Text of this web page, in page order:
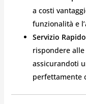
a costi
funzionalità e
Servizio
rispondere
assicurandoti
perfettamente